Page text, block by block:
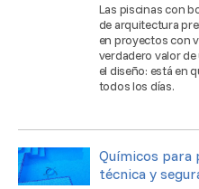
Las piscinas con
de arquitectura
en proyectos con
verdadero valor
el diseño: está en
todos los días.
Químicos para
técnica y